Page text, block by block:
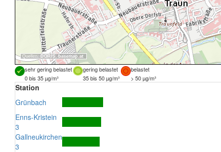
Quellen: DORIS, basemap.at
sehr gering belastet gering belastet
belastet
0 bis 35 µg/m³
35 bis 50 µg/m³ > 50 µg/m³
Station
Grünbach
Enns-Kristein
3
Gallneukirchen
3